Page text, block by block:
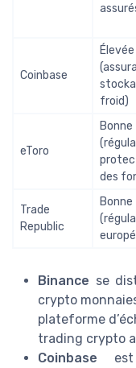
Coinbase
Élevée
froid)
eToro
Bonne
des
Trade
Republic
Bonne
Binance se
crypto
plateforme
trading crypto
Coinbase est